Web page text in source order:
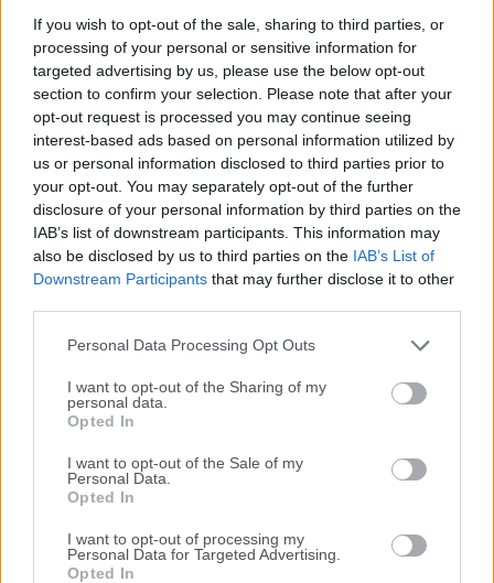
If you wish to opt-out of the sale, sharing to third parties, or
processing of your personal or sensitive information for
targeted advertising by us, please use the below opt-out
section to confirm your selection. Please note that after your
opt-out request is processed you may continue seeing
interest-based ads based on personal information utilized by
us or personal information disclosed to third parties prior to
your opt-out. You may separately opt-out of the further
disclosure of your personal information by third parties on the
IAB’s list of downstream participants. This information may
also be disclosed by us to third parties on the IAB’s List of
Downstream Participants that may further disclose it to other
Personal Data Processing Opt Outs
I want to opt-out of the Sharing of my
personal data.
Opted In
I want to opt-out of the Sale of my
Personal Data.
Opted In
I want to opt-out of processing my
Personal Data for Targeted Advertising.
Opted In
PerfectDisk Pro proporciona una optimización más
inteligente para todas sus unidades de disco, para que
pueda trabajar y jugar más rápido mientras reduce el uso
de los recursos de CPU y E/S de disco para ahorrar en
costos de energía.Nota: Este producto ha sido
descontinuado.Si busca una excelente alternativa a este
producto, le recomendamos O&O Defrag Pro.Obtenga
descargas más rápidas, navegación web y acceso a
archivos, mejor edición de fotos y videos, juegos de PC más
fluidos y un rendimiento óptimo de los medios de
transmisión con Raxco PerfectDisk Pro, diseñado para el
usuario avanzado de hoy. A todos los clientes de
Raxco,Después de 45 años satisfaciendo las necesidades